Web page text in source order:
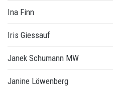
Ina Finn
Iris Giessauf
Janek Schumann MW
Janine Löwenberg